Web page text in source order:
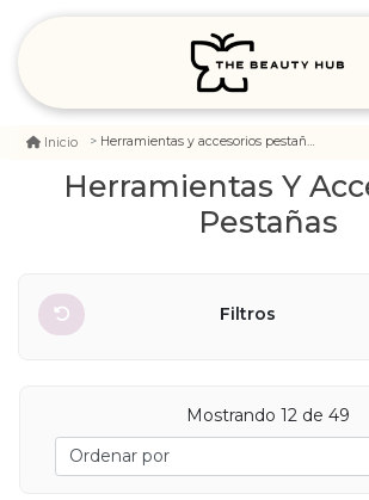
Inicio Herramientas y accesorios pestañas
Herramientas Y
Pestañas
Filtros
Mostrando 12 de 49